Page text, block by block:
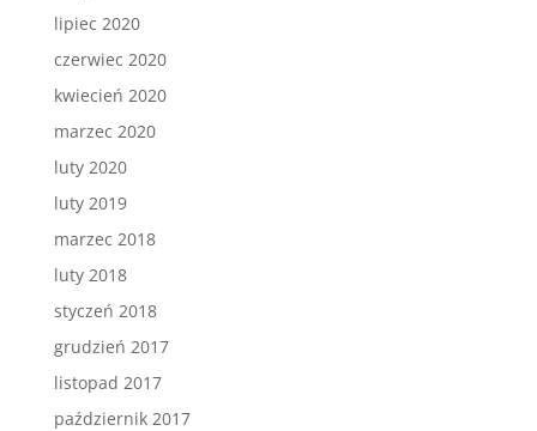
lipiec 2020
czerwiec 2020
kwiecień 2020
marzec 2020
luty 2020
luty 2019
marzec 2018
luty 2018
styczeń 2018
grudzień 2017
listopad 2017
październik 2017